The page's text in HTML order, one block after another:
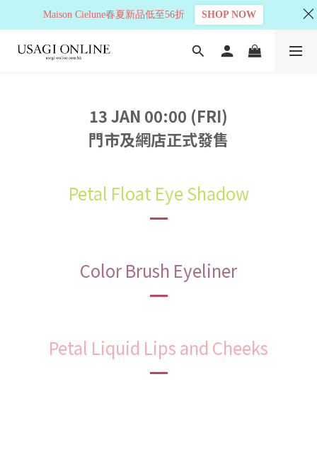
13 JAN 00:00 (FRI)
門市及網店正式發售
Petal Float Eye Shadow
Color Brush Eyeliner
Petal Liquid Lips and Cheeks
Maison Cielune春夏新品低至56折 SHOP NOW